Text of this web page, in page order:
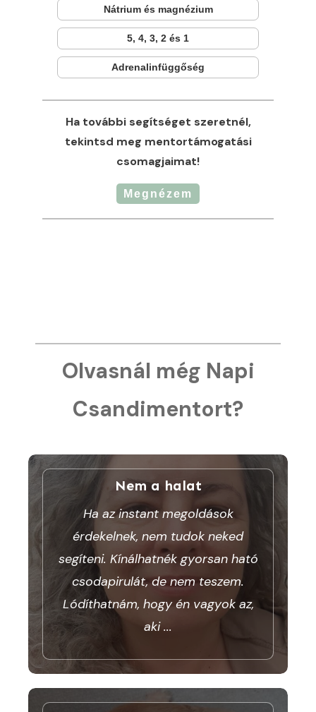
Nátrium és magnézium
5, 4, 3, 2 és 1
Adrenalinfüggőség
Ha további segítséget szeretnél,
tekintsd meg mentortámogatási
csomagjaimat!
Megnézem
Olvasnál még Napi
Csandimentort?
Nem a halat
Ha az instant megoldások
érdekelnek, nem tudok neked
segíteni. Kínálhatnék gyorsan ható
csodapirulát, de nem teszem.
Lódíthatnám, hogy én vagyok az,
aki...